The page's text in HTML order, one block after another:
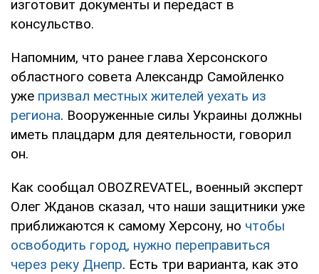
изготовит документы и передаст в
консульство.
Напомним, что ранее глава Херсонского
областного совета Александр Самойленко
уже призвал местных жителей уехать из
региона. Вооруженные силы Украины должны
иметь плацдарм для деятельности, говорил
он.
Как сообщал OBOZREVATEL, военный эксперт
Олег Жданов сказал, что наши защитники уже
приближаются к самому Херсону, но чтобы
освободить город, нужно переправиться
через реку Днепр. Есть три варианта, как это